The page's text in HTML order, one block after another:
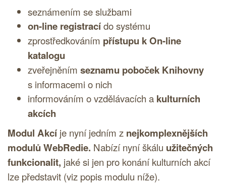
seznámením se službami
on-line registracído systému
zprostředkováním přístupu k On-line
katalogu
zveřejněním seznamu poboček Knihovny
s informacemi o nich
informováním o vzdělávacích a kulturních
akcích
Modul Akcíje nyní jedním z nejkomplexnějších
modulů WebRedie. Nabízí nyní škálu užitečných
funkcionalit, jaké si jen pro konání kulturních akcí
lze představit (viz popis modulu níže).